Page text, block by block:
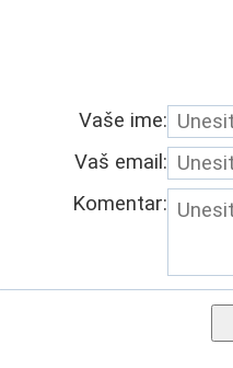
Vaše ime:
Vaš email:
Komentar: